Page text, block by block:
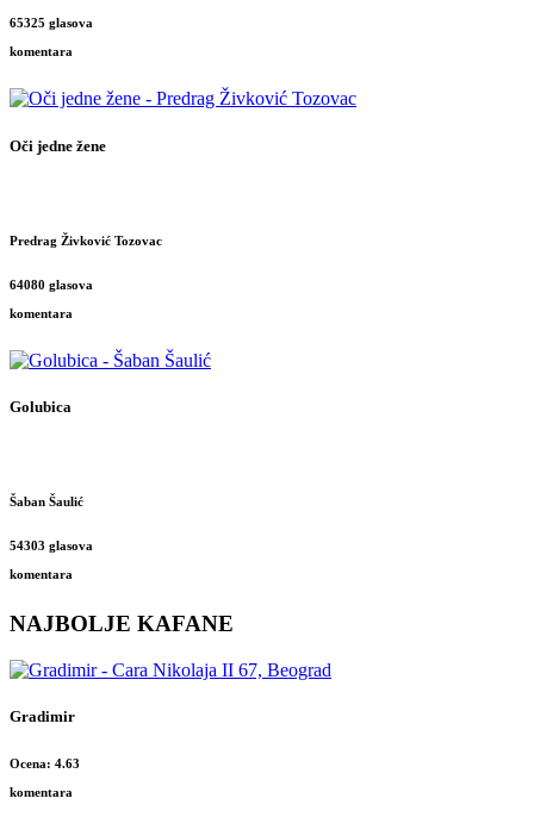
65325 glasova
komentara
Oči jedne žene
Predrag Živković Tozovac
64080 glasova
komentara
Golubica
Šaban Šaulić
54303 glasova
komentara
NAJBOLJE KAFANE
Gradimir
Ocena: 4.63
komentara